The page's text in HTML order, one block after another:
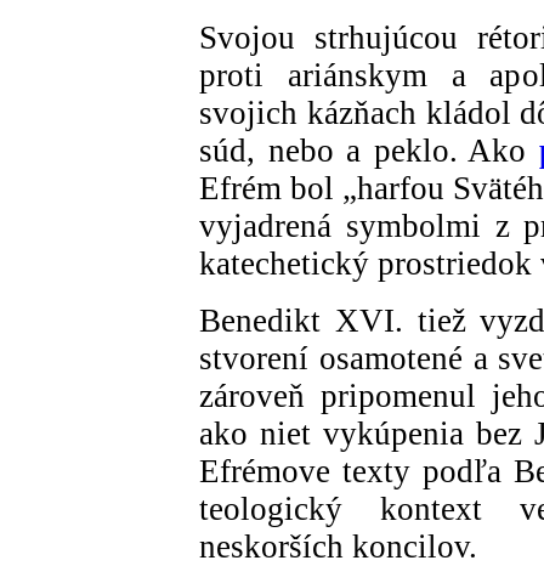
Svojou strhujúcou
proti ariánskym a
svojich kázňach kládol
súd, nebo a peklo. Ako
Efrém bol „harfou
vyjadrená symbolmi z
katechetický
Benedikt XVI. tiež
stvorení osamotené a
zároveň pripomenul
ako niet vykúpenia bez
Efrémove texty podľa
teologický kontext
neskorších koncilov.